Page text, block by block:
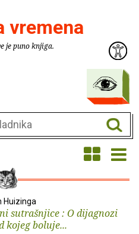
vremena
je puno knjiga.
Huizinga
sutrašnjice : O dijagnozi
kojeg boluje...